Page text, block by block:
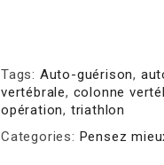
Tags: Auto-guérison,
vertébrale, colonne
opération, triathlon
Categories: Pensez